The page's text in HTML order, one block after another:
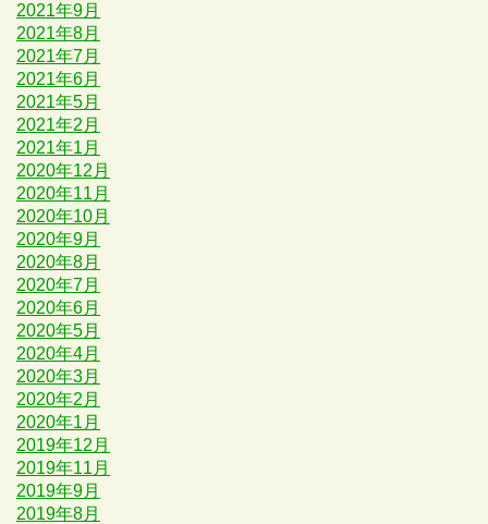
2021年9月
2021年8月
2021年7月
2021年6月
2021年5月
2021年2月
2021年1月
2020年12月
2020年11月
2020年10月
2020年9月
2020年8月
2020年7月
2020年6月
2020年5月
2020年4月
2020年3月
2020年2月
2020年1月
2019年12月
2019年11月
2019年9月
2019年8月